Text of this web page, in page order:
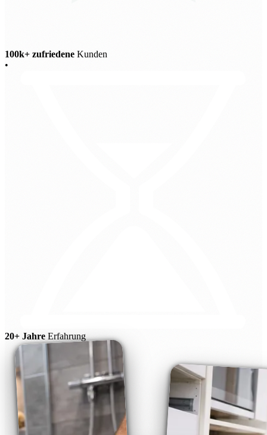
100k+ zufriedene Kunden
•
20+ Jahre Erfahrung